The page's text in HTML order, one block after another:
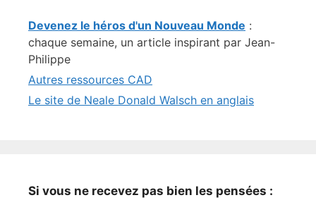
Devenez le héros d'un Nouveau Monde :
chaque semaine, un article inspirant par Jean-
Philippe
Autres ressources CAD
Le site de Neale Donald Walsch en anglais
Si vous ne recevez pas bien les pensées :